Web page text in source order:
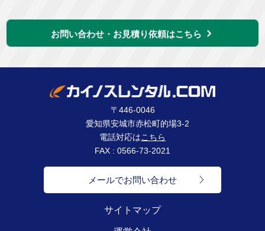
お問い合わせ・お見積り依頼はこちら
〒446-0046
愛知県安城市赤松町的場3-2
電話対応はこちら
FAX : 0566-73-2021
メールでお問い合わせ
サイトマップ